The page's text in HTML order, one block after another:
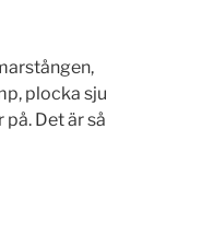
plocka sju
Det är så